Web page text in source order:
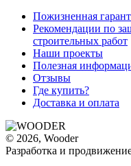
Пожизненная
Рекомендации по
строительных работ
Наши проекты
Полезная
Отзывы
Где купить?
Доставка и оплата
© 2026, Wooder
Разработка и